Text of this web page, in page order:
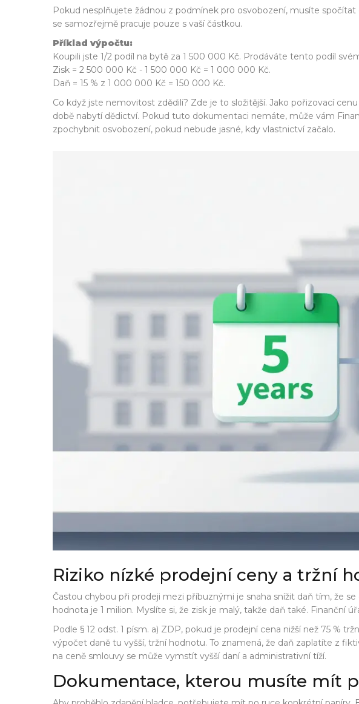
Pokud nesplňujete žádnou z podmínek pro osvobození, musíte
se samozřejmě pracuje pouze s vaší částkou.
Příklad výpočtu:
Koupili jste 1/2 podíl na bytě za 1 500 000 Kč. Prodáváte tento podíl
Zisk = 2 500 000 Kč - 1 500 000 Kč = 1 000 000 Kč.
Daň = 15 % z 1 000 000 Kč = 150 000 Kč.
Co když jste nemovitost zdědili? Zde je to složitější. Jako pořizovací
době nabytí dědictví. Pokud tuto dokumentaci nemáte, může vám
zpochybnit osvobození, pokud nebude jasné, kdy vlastnictví začalo.
Riziko nízké prodejní ceny a tržní
Častou chybou při prodeji mezi příbuznými je snaha snížit daň tím, že
hodnota je 1 milion. Myslíte si, že zisk je malý, takže daň také. Finanční
Podle § 12 odst. 1 písm. a) ZDP, pokud je prodejní cena nižší než 75 %
výpočet daně tu vyšší, tržní hodnotu. To znamená, že daň zaplatíte z
na ceně smlouvy se může vymstít vyšší daní a administrativní tíží.
Dokumentace, kterou musíte mít